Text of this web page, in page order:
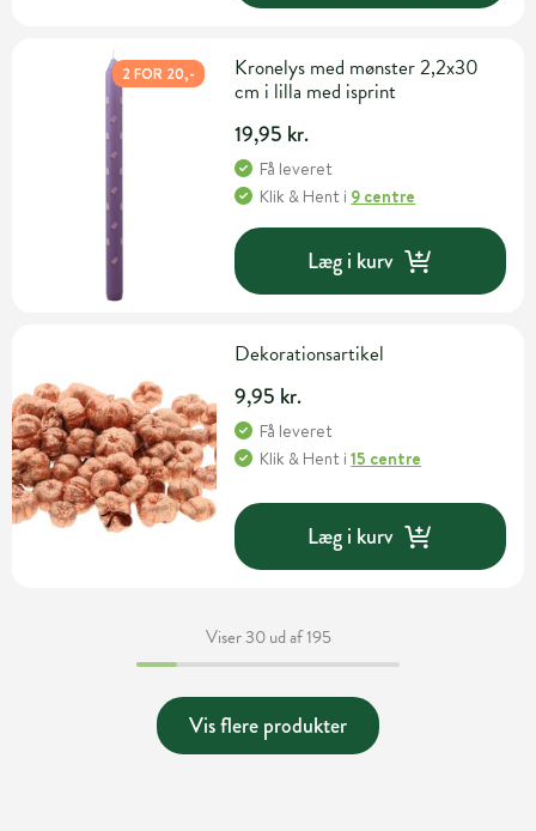
2 FOR 20,-
Kronelys med mønster 2,2x30
cm i lilla med isprint
19,95 kr.
Få leveret
Klik & Hent i 9 centre
Læg i kurv
Dekorationsartikel
9,95 kr.
Få leveret
Klik & Hent i15 centre
Læg i kurv
Viser 30 ud af 195
Vis flere produkter